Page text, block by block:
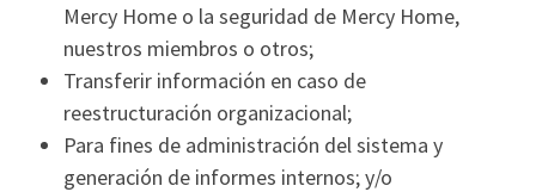
Mercy Home o la seguridad de Mercy Home,
nuestros miembros o otros;
Transferir información en caso de
reestructuración organizacional;
Para fines de administración del sistema y
generación de informes internos; y/o